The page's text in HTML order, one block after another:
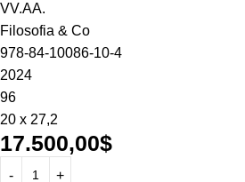
VV.AA.
Filosofia & Co
978-84-10086-10-4
2024
96
20 x 27,2
17.500,00$